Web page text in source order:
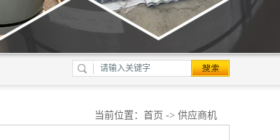
当前位置： 首页 -> 供应商机